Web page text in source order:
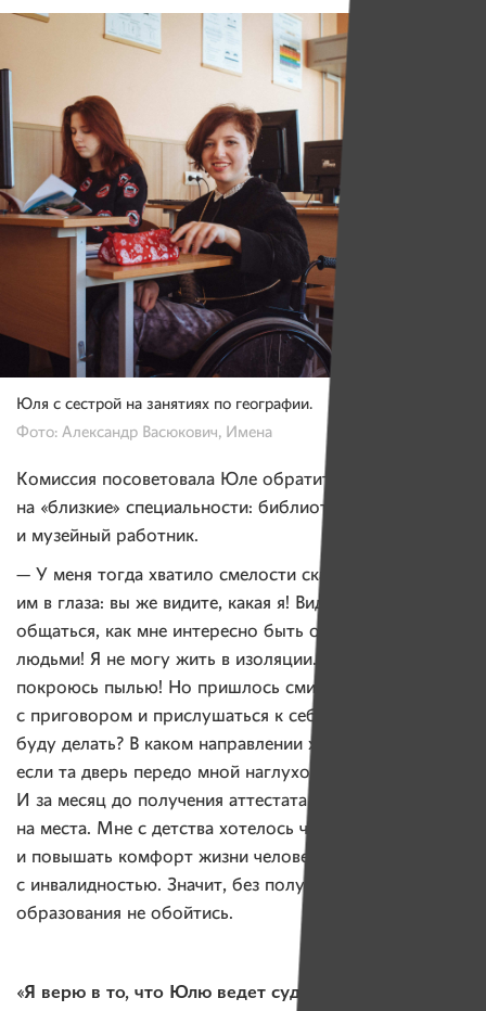
Юля с сестрой на занятиях по географии.
Фото: Александр Васюкович, Имена
Комиссия посоветовала Юле обратить внимание
на «близкие» специальности: библиотекарь
и музейный работник.
— У меня тогда хватило смелости сказать, глядя
им в глаза: вы же видите, какая я! Видите, как я хочу
общаться, как мне интересно быть окруженной
людьми! Я не могу жить в изоляции. Я в вашем музее
покроюсь пылью! Но пришлось смириться
с приговором и прислушаться к себе. Что я теперь
буду делать? В каком направлении хочу развиваться,
если та дверь передо мной наглухо закрылась?
И за месяц до получения аттестата все стало
на места. Мне с детства хотелось что-то изобретать
и повышать комфорт жизни человека
с инвалидностью. Значит, без получения технического
образования не обойтись.
«Я верю в то, что Юлю ведет судьба»